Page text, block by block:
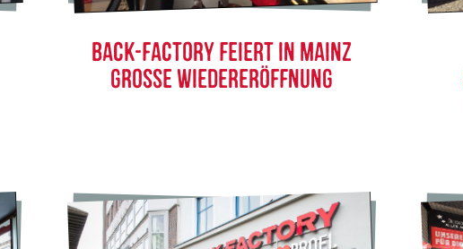
BACK-FACTORY FEIERT IN MAINZ
GROSSE WIEDERERÖFFNUNG